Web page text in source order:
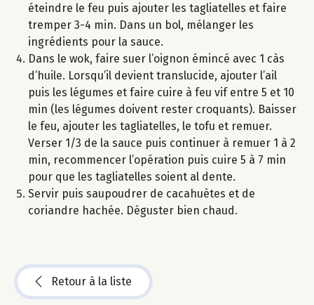
éteindre le feu puis ajouter les tagliatelles et faire
tremper 3-4 min. Dans un bol, mélanger les
ingrédients pour la sauce.
Dans le wok, faire suer l’oignon émincé avec 1 càs
d’huile. Lorsqu’il devient translucide, ajouter l’ail
puis les légumes et faire cuire à feu vif entre 5 et 10
min (les légumes doivent rester croquants). Baisser
le feu, ajouter les tagliatelles, le tofu et remuer.
Verser 1/3 de la sauce puis continuer à remuer 1 à 2
min, recommencer l’opération puis cuire 5 à 7 min
pour que les tagliatelles soient al dente.
Servir puis saupoudrer de cacahuètes et de
coriandre hachée. Déguster bien chaud.
Retour à la liste